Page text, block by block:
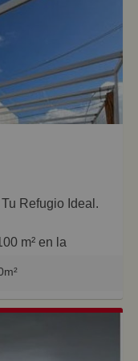
comprador, ni los
I. V. A o A.
y Registro de la
del comprador.
Refugio Ideal.
m² en la
el confort y la
un amplio
chimenea, ideal